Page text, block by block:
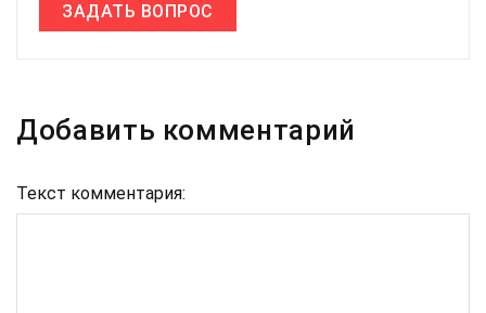
ЗАДАТЬ ВОПРОС
Добавить комментарий
Текст комментария: